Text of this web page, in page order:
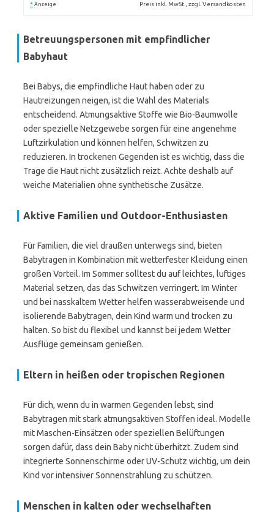
* Anzeige Preis inkl. MwSt., zzgl. Versandkosten
Betreuungspersonen mit empfindlicher
Babyhaut
Bei Babys, die empfindliche Haut haben oder zu
Hautreizungen neigen, ist die Wahl des Materials
entscheidend. Atmungsaktive Stoffe wie Bio-Baumwolle
oder spezielle Netzgewebe sorgen für eine angenehme
Luftzirkulation und können helfen, Schwitzen zu
reduzieren. In trockenen Gegenden ist es wichtig, dass die
Trage die Haut nicht zusätzlich reizt. Achte deshalb auf
weiche Materialien ohne synthetische Zusätze.
Aktive Familien und Outdoor-Enthusiasten
Für Familien, die viel draußen unterwegs sind, bieten
Babytragen in Kombination mit wetterfester Kleidung einen
großen Vorteil. Im Sommer solltest du auf leichtes, luftiges
Material setzen, das das Schwitzen verringert. Im Winter
und bei nasskaltem Wetter helfen wasserabweisende und
isolierende Babytragen, dein Kind warm und trocken zu
halten. So bist du flexibel und kannst bei jedem Wetter
Ausflüge gemeinsam genießen.
Eltern in heißen oder tropischen Regionen
Für dich, wenn du in warmen Gegenden lebst, sind
Babytragen mit stark atmungsaktiven Stoffen ideal. Modelle
mit Maschen-Einsätzen oder speziellen Belüftungen
sorgen dafür, dass dein Baby nicht überhitzt. Zudem sind
integrierte Sonnenschirme oder UV-Schutz wichtig, um dein
Kind vor intensiver Sonnenstrahlung zu schützen.
Menschen in kalten oder wechselhaften